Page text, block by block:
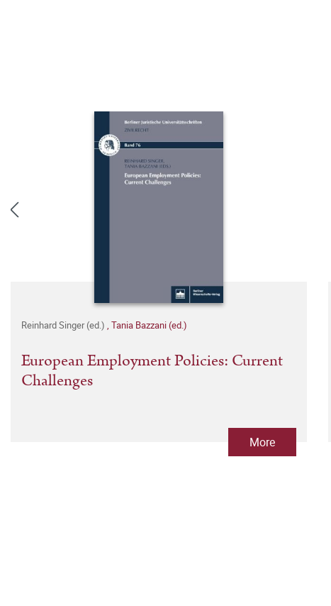
Reinhard Singer (ed.) , Tania Bazzani (ed.)
European Employment Policies: Current
Challenges
More